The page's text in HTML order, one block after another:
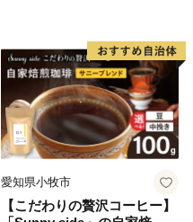
愛知県小牧市
【こだわりの贅沢コーヒー】